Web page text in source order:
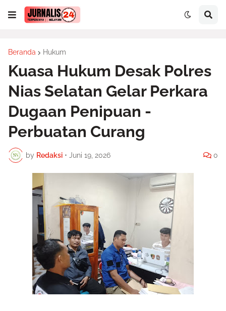
Beranda Hukum
Kuasa Hukum Desak Polres
Nias Selatan Gelar Perkara
Dugaan Penipuan -
Perbuatan Curang
by Redaksi • Juni 19, 2026 0